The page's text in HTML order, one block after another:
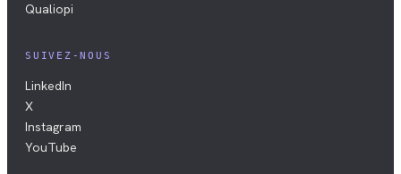
Qualiopi
SUIVEZ-NOUS
LinkedIn
X
Instagram
YouTube